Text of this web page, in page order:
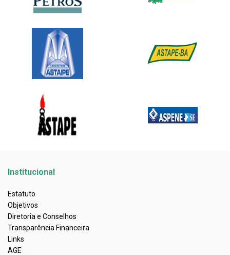
Institucional
Estatuto
Objetivos
Diretoria e Conselhos
Transparência Financeira
Links
AGE